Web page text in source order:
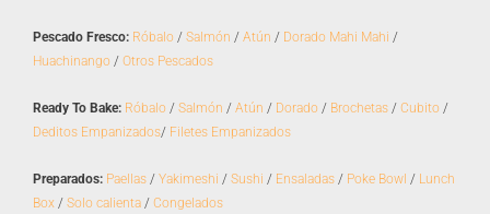
o
o
g
Pescado Fresco: Róbalo / Salmón / Atún / Dorado Mahi Mahi /
Huachinango / Otros Pescados
Ready To Bake: Róbalo / Salmón / Atún / Dorado / Brochetas / Cubito /
Deditos Empanizados/ Filetes Empanizados
Preparados: Paellas / Yakimeshi / Sushi / Ensaladas / Poke Bowl / Lunch
Box / Solo calienta / Congelados